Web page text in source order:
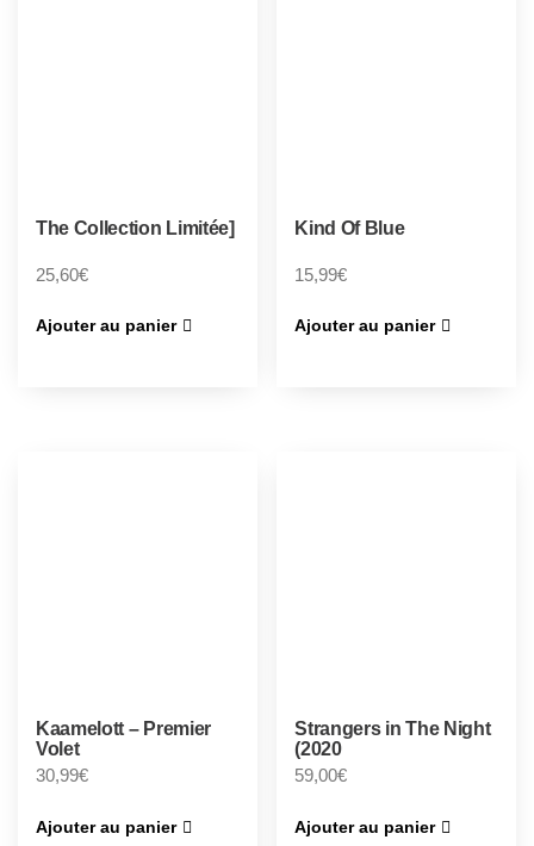
The Collection Limitée]
25,60€
Ajouter au panier
Kind Of Blue
15,99€
Ajouter au panier
Kaamelott – Premier
Volet
30,99€
Ajouter au panier
Strangers in The Night
(2020
59,00€
Ajouter au panier